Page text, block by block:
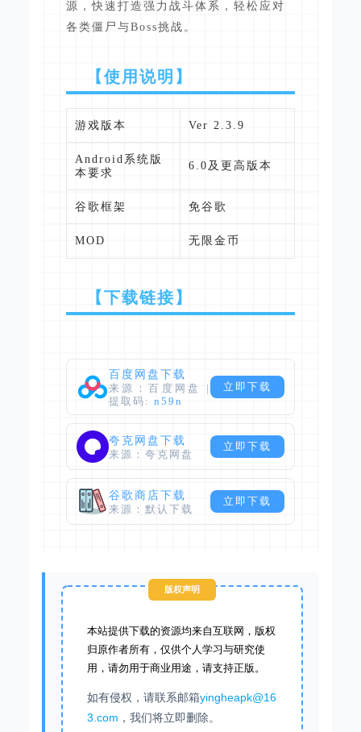
源，快速打造强力战斗体系，轻松应对
各类僵尸与Boss挑战。
【使用说明】
游戏版本 Ver 2.3.9
Android系统版
本要求
6.0及更高版本
谷歌框架 免谷歌
MOD 无限金币
【下载链接】
百度网盘下载
来源：百度网盘 |
提取码: n59n
立即下载
夸克网盘下载
来源：夸克网盘
立即下载
谷歌商店下载
来源：默认下载
立即下载
版权声明
本站提供下载的资源均来自互联网，版权
归原作者所有，仅供个人学习与研究使
用，请勿用于商业用途，请支持正版。
如有侵权，请联系邮箱yingheapk@16
3.com ，我们将立即删除。